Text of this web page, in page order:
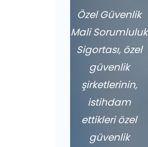
Özel Güvenlik
Mali Sorumluluk
Sigortası, özel
güvenlik
şirketlerinin,
istihdam
ettikleri özel
güvenlik